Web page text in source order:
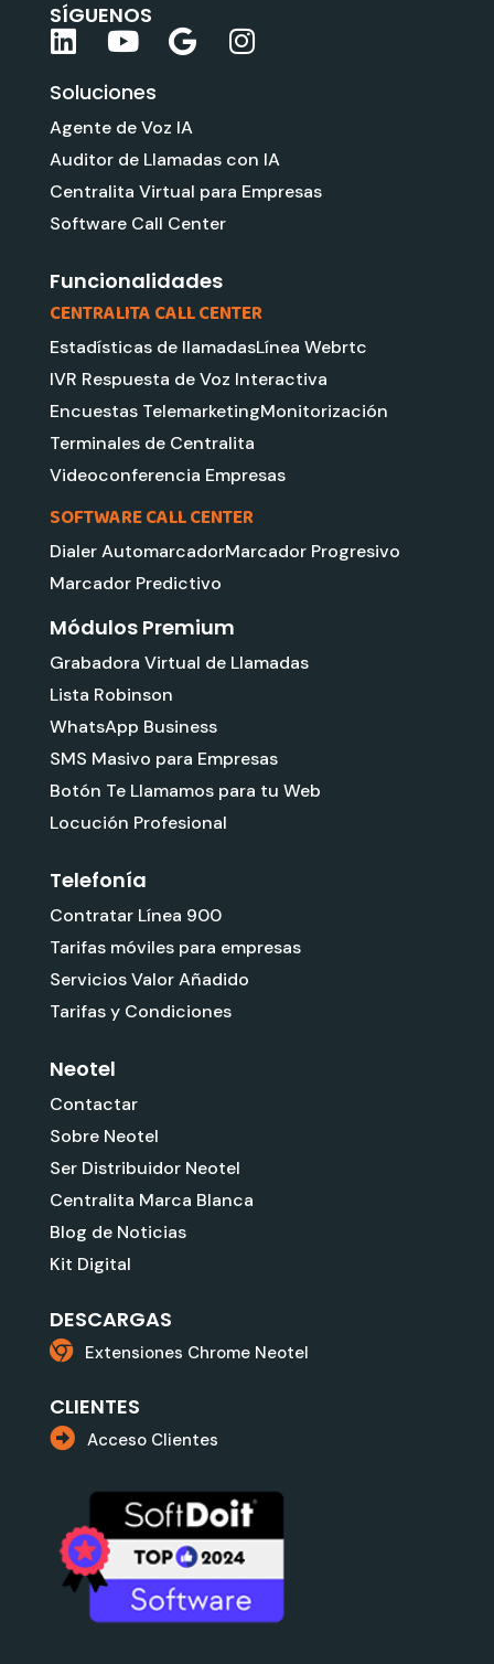
SÍGUENOS
L
n
k
e
d
i
n
Y
u
t
u
b
e
G
g
l
e
I
a
g
Soluciones
Agente de Voz IA
Auditor de Llamadas con IA
Centralita Virtual para Empresas
Software Call Center
Funcionalidades
CENTRALITA CALL CENTER
Estadísticas de llamadasLínea Webrtc
IVR Respuesta de Voz Interactiva
Encuestas TelemarketingMonitorización
Terminales de Centralita
Videoconferencia Empresas
SOFTWARE CALL CENTER
Dialer AutomarcadorMarcador Progresivo
Marcador Predictivo
Módulos Premium
Grabadora Virtual de Llamadas
Lista Robinson
WhatsApp Business
SMS Masivo para Empresas
Botón Te Llamamos para tu Web
Locución Profesional
Telefonía
Contratar Línea 900
Tarifas móviles para empresas
Servicios Valor Añadido
Tarifas y Condiciones
Neotel
Contactar
Sobre Neotel
Ser Distribuidor Neotel
Centralita Marca Blanca
Blog de Noticias
Kit Digital
DESCARGAS
Extensiones Chrome Neotel
CLIENTES
Acceso Clientes